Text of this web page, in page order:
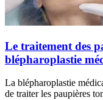
Le traitement des
blépharoplastie
La blépharoplastie
de traiter les paupières